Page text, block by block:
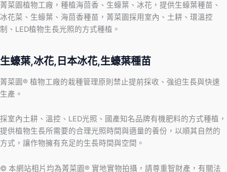
菁菜園植物工廠，種植海茴香、生蠔葉、冰花，提供生蠔葉種苗、
冰花菜、生蠔葉、海茴香種苗，菁菜園採用室內、土耕、環溫控
制、LED植物生長光照的方式種植。
生蠔葉,冰花,日本冰花,生蠔葉種苗
菁菜園® 植物工廠的栽種管理原則禁止提前採收、強迫生長與快速
生產。
採室內土耕、溫控、LED光照、國產知名品牌有機肥料的方式種植，
提供植物生長所需要的合理光照時間與適量的養份，以順其自然的
方式，讓作物擁有充足的生長時間與空間。
© 本網站相片均為菁菜園® 實地實物拍攝，請尊重智財產，有關法